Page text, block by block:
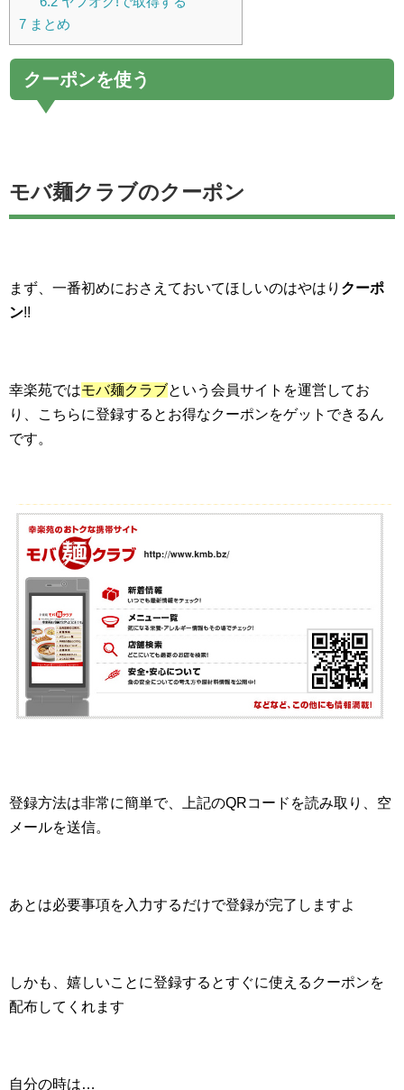
7 まとめ
クーポンを使う
モバ麺クラブのクーポン
まず、一番初めにおさえておいてほしいのはやはり クーポ
ン!!
幸楽苑ではモバ麺クラブという会員サイトを運営してお
り、こちらに登録するとお得なクーポンをゲットできるん
です。
登録方法は非常に簡単で、上記のQRコードを読み取り、空
メールを送信。
あとは必要事項を入力するだけで登録が完了しますよ
しかも、嬉しいことに登録するとすぐに使えるクーポンを
配布してくれます
自分の時は…